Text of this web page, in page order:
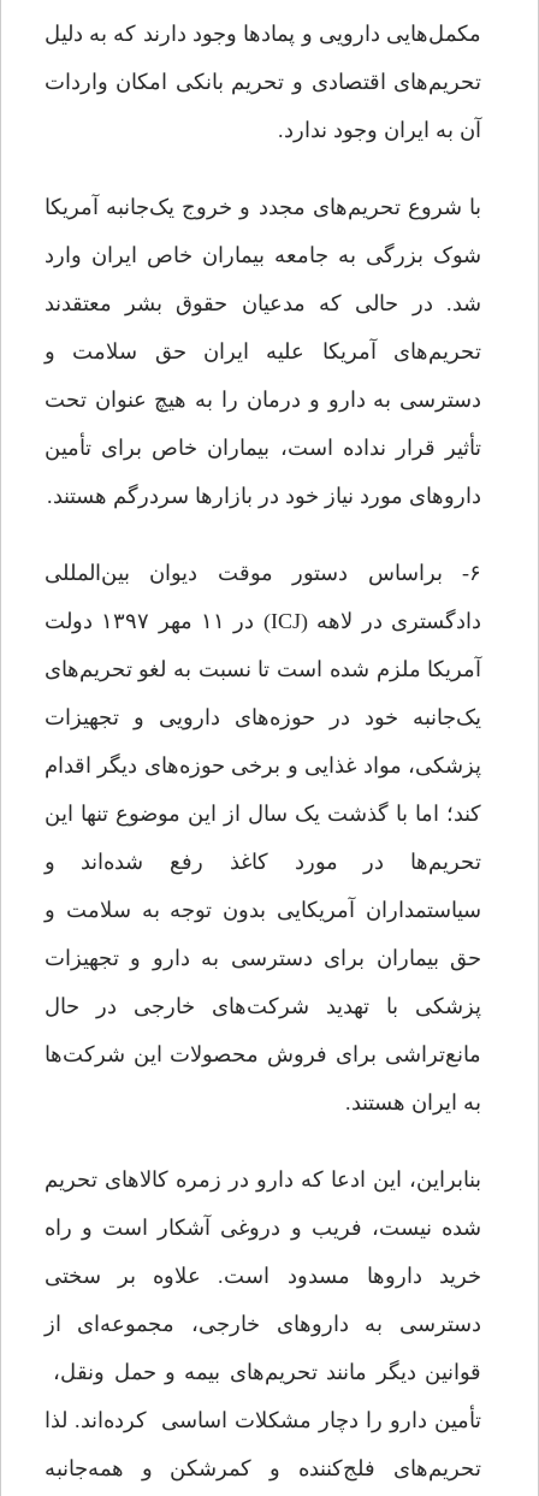
مکمل‌هایی دارویی و پمادها وجود دارند که به دلیل
تحریم‌های اقتصادی و تحریم بانکی امکان واردات
آن به ایران وجود ندارد.
با شروع تحریم‌های مجدد و خروج یک‌جانبه آمریکا
شوک بزرگی به جامعه بیماران خاص ایران وارد
شد. در حالی که مدعیان حقوق بشر معتقدند
تحریم‌های آمریکا علیه ایران حق سلامت و
دسترسی به دارو و درمان را به هیچ عنوان تحت
تأثیر قرار نداده است، بیماران خاص برای تأمین
داروهای مورد نیاز خود در بازارها سردرگم هستند.
۶- براساس دستور موقت دیوان بین‌المللی
دادگستری در لاهه (ICJ) در ۱۱ مهر ۱۳۹۷ دولت
آمریکا ملزم شده است تا نسبت به لغو تحریم‌های
یک‌جانبه خود در حوزه‌های دارویی و تجهیزات
پزشکی، مواد غذایی و برخی حوزه‌های دیگر اقدام
کند؛ اما با گذشت یک سال از این موضوع تنها این
تحریم‌ها در مورد کاغذ رفع شده‌اند و
سیاستمداران آمریکایی بدون توجه به سلامت و
حق بیماران برای دسترسی به دارو و تجهیزات
پزشکی با تهدید شرکت‌های خارجی در حال
مانع‌تراشی برای فروش محصولات این شرکت‌ها
به ایران هستند.
بنابراین، این ادعا که دارو در زمره کالاهای تحریم
شده نیست، فریب و دروغی آشکار است و راه
خرید داروها مسدود است. علاوه بر سختی
دسترسی به داروهای خارجی، مجموعه‌ای از
قوانین دیگر مانند تحریم‌های بیمه و حمل ‌ونقل،
تأمین دارو را دچار مشکلات اساسی کرده‌اند. لذا
تحریم‌های فلج‌کننده و کمرشکن و همه‌جانبه